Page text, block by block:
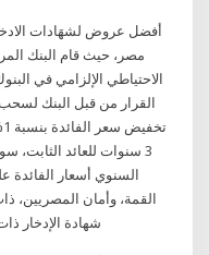
أفضل عروض لشهَادات
مصر، حيث قام البنك
3 سنوات للعائد الثابت،
السنوي أسعار الفائدة
شهادة الإدخار